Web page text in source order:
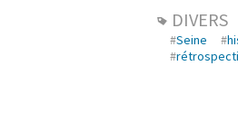
DIVERS
#Seine #
#